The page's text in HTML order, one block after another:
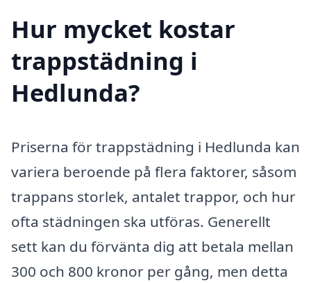
Hur mycket kostar
trappstädning i
Hedlunda?
Priserna för trappstädning i Hedlunda kan
variera beroende på flera faktorer, såsom
trappans storlek, antalet trappor, och hur
ofta städningen ska utföras. Generellt
sett kan du förvänta dig att betala mellan
300 och 800 kronor per gång, men detta